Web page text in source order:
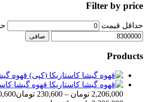
Filter by price
حداقل قیمت
صافی
Products
قهوه
قهوه گیشا
2,206,000 تومان –
230,600 تومان